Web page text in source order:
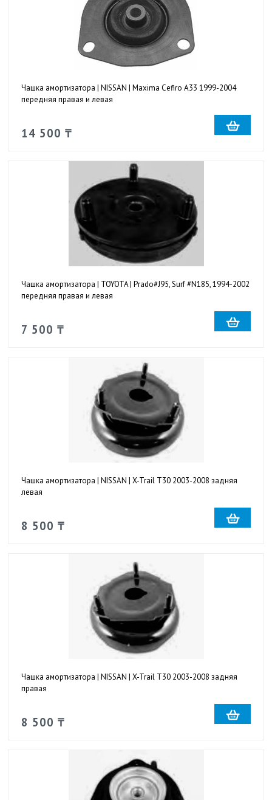
Чашка амортизатора | NISSAN | Maxima Cefiro A33 1999-2004
передняя правая и левая
14 500 ₸
Чашка амортизатора | TOYOTA | Prado#J95, Surf #N185, 1994-2002
передняя правая и левая
7 500 ₸
Чашка амортизатора | NISSAN | X-Trail T30 2003-2008 задняя
левая
8 500 ₸
Чашка амортизатора | NISSAN | X-Trail T30 2003-2008 задняя
правая
8 500 ₸